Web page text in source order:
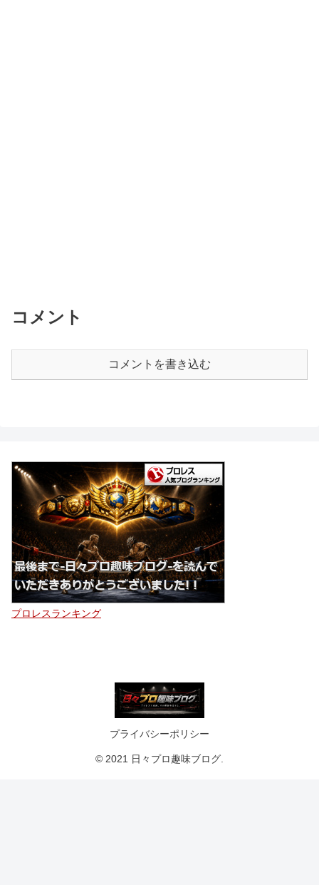
コメント
コメントを書き込む
プロレスランキング
プライバシーポリシー
© 2021 日々プロ趣味ブログ.